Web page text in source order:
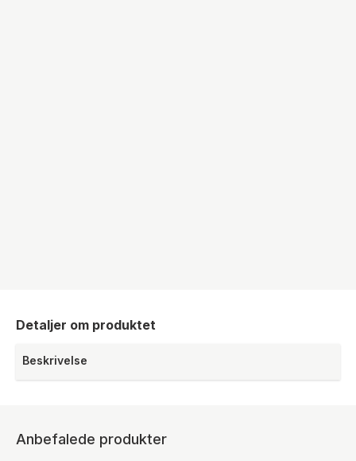
Detaljer om produktet
Beskrivelse
Anbefalede produkter